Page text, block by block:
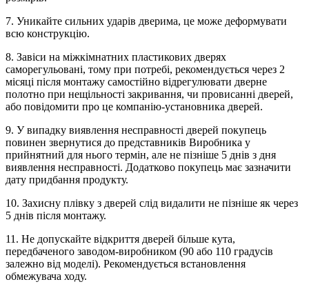
7. Уникайте сильних ударів дверима, це може деформувати
всю конструкцію.
8. Завіси на міжкімнатних пластикових дверях
саморегульовані, тому при потребі, рекомендується через 2
місяці після монтажу самостійно відрегулювати дверне
полотно при нещільності закривання, чи провисанні дверей,
або повідомити про це компанію-установника дверей.
9. У випадку виявлення несправності дверей покупець
повинен звернутися до представників Виробника у
прийнятний для нього термін, але не пізніше 5 днів з дня
виявлення несправності. Додатково покупець має зазначити
дату придбання продукту.
10. Захисну плівку з дверей слід видалити не пізніше як через
5 днів після монтажу.
11. Не допускайте відкриття дверей більше кута,
передбаченого заводом-виробником (90 або 110 градусів
залежно від моделі). Рекомендується встановлення
обмежувача ходу.